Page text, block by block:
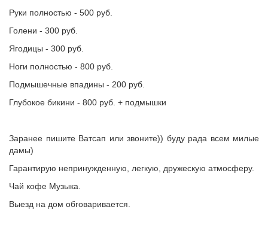
Руки полностью - 500 руб.
Голени - 300 руб.
Ягодицы - 300 руб.
Ноги полностью - 800 руб.
Подмышечные впадины - 200 руб.
Глубокое бикини - 800 руб. + подмышки
Заранее пишите Ватсап или звоните)) буду рада всем милые
дамы)
Гарантирую непринужденную, легкую, дружескую атмосферу.
Чай кофе Музыка.
Выезд на дом обговаривается.